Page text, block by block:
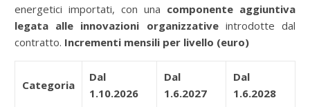
energetici importati, con una componente aggiuntiva
legata alle innovazioni organizzativeintrodotte dal
contratto. Incrementi mensili per livello (euro)
Categoria
Dal
1.10.2026
Dal
1.6.2027
Dal
1.6.2028